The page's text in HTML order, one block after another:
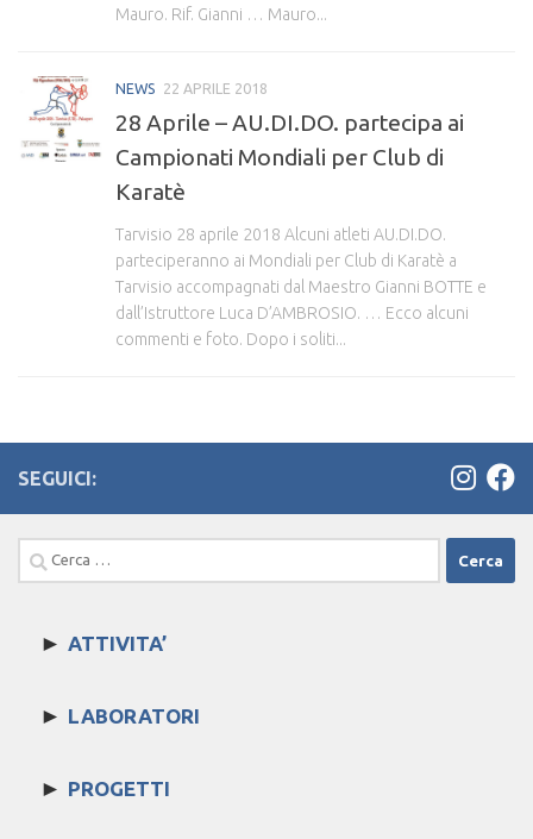
Mauro. Rif. Gianni … Mauro...
NEWS 22 APRILE 2018
28 Aprile – AU.DI.DO. partecipa ai
Campionati Mondiali per Club di
Karatè
Tarvisio 28 aprile 2018 Alcuni atleti AU.DI.DO.
parteciperanno ai Mondiali per Club di Karatè a
Tarvisio accompagnati dal Maestro Gianni BOTTE e
dall’Istruttore Luca D’AMBROSIO. … Ecco alcuni
commenti e foto. Dopo i soliti...
SEGUICI:
Ricerca
per:
► ATTIVITA’
► LABORATORI
► PROGETTI